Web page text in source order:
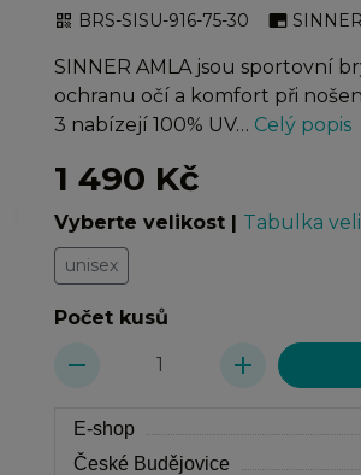
chevron_right
qr_code BRS-SISU-916-75-30 branding_watermark SINNER
SINNER AMLA jsou sportovní
ochranu očí a komfort při
3 nabízejí 100% UV… Celý popis
1 490 Kč
Vyberte velikost | Tabulka
unisex
Počet kusů
remove add
E-shop
České Budějovice